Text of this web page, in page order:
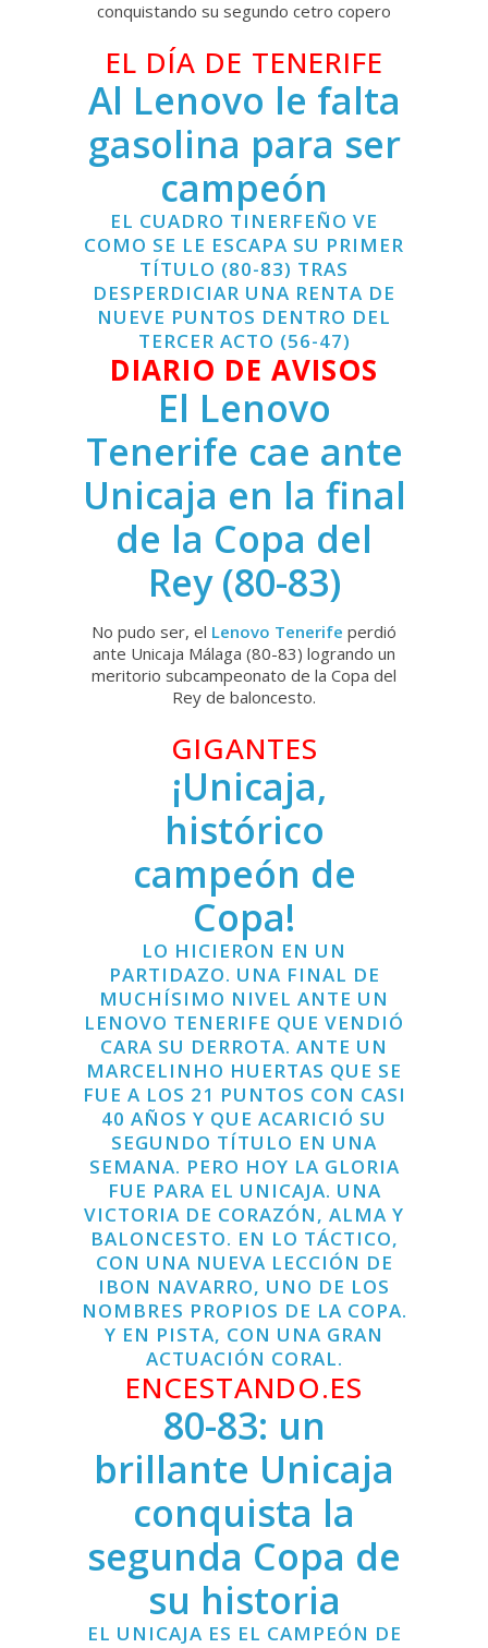
conquistando su segundo cetro copero
EL DÍA DE TENERIFE
Al Lenovo le falta
gasolina para ser
campeón
EL CUADRO TINERFEÑO VE
COMO SE LE ESCAPA SU PRIMER
TÍTULO (80-83) TRAS
DESPERDICIAR UNA RENTA DE
NUEVE PUNTOS DENTRO DEL
TERCER ACTO (56-47)
DIARIO DE AVISOS
El Lenovo
Tenerife cae ante
Unicaja en la final
de la Copa del
Rey (80-83)
No pudo ser, el Lenovo Tenerife perdió
ante Unicaja Málaga (80-83) logrando un
meritorio subcampeonato de la Copa del
Rey de baloncesto.
GIGANTES
¡Unicaja,
histórico
campeón de
Copa!
LO HICIERON EN UN
PARTIDAZO. UNA FINAL DE
MUCHÍSIMO NIVEL ANTE UN
LENOVO TENERIFE QUE VENDIÓ
CARA SU DERROTA. ANTE UN
MARCELINHO HUERTAS QUE SE
FUE A LOS 21 PUNTOS CON CASI
40 AÑOS Y QUE ACARICIÓ SU
SEGUNDO TÍTULO EN UNA
SEMANA. PERO HOY LA GLORIA
FUE PARA EL UNICAJA. UNA
VICTORIA DE CORAZÓN, ALMA Y
BALONCESTO. EN LO TÁCTICO,
CON UNA NUEVA LECCIÓN DE
IBON NAVARRO, UNO DE LOS
NOMBRES PROPIOS DE LA COPA.
Y EN PISTA, CON UNA GRAN
ACTUACIÓN CORAL.
ENCESTANDO.ES
80-83: un
brillante Unicaja
conquista la
segunda Copa de
su historia
EL UNICAJA ES EL CAMPEÓN DE